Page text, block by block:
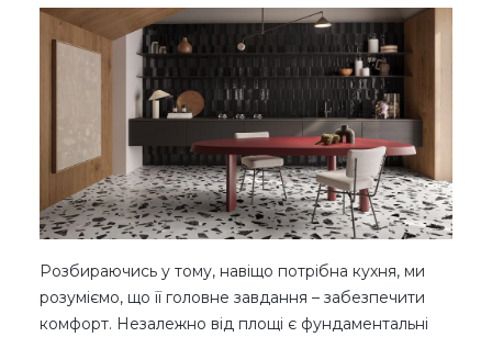
Розбираючись у тому, навіщо потрібна кухня, ми
розуміємо, що її головне завдання – забезпечити
комфорт. Незалежно від площі є фундаментальні